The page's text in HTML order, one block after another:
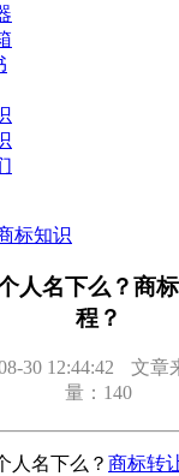
标知识
人名下么？商
程？
30 12:44:42 文章
量：140
名下么？ 商标转